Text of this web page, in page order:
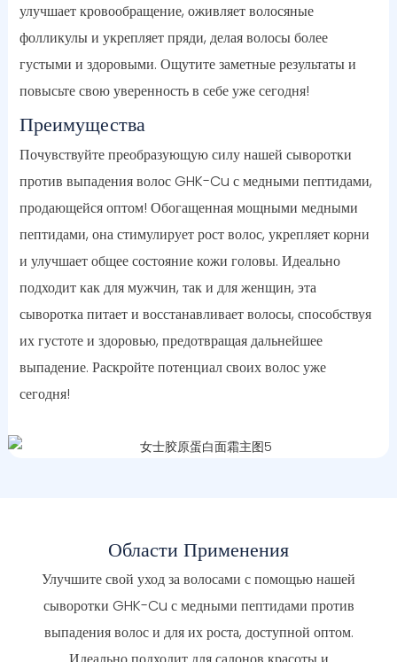
улучшает кровообращение, оживляет волосяные
фолликулы и укрепляет пряди, делая волосы более
густыми и здоровыми. Ощутите заметные результаты и
повысьте свою уверенность в себе уже сегодня!
Преимущества
Почувствуйте преобразующую силу нашей сыворотки
против выпадения волос GHK-Cu с медными пептидами,
продающейся оптом! Обогащенная мощными медными
пептидами, она стимулирует рост волос, укрепляет корни
и улучшает общее состояние кожи головы. Идеально
подходит как для мужчин, так и для женщин, эта
сыворотка питает и восстанавливает волосы, способствуя
их густоте и здоровью, предотвращая дальнейшее
выпадение. Раскройте потенциал своих волос уже
сегодня!
Области Применения
Улучшите свой уход за волосами с помощью нашей
сыворотки GHK-Cu с медными пептидами против
выпадения волос и для их роста, доступной оптом.